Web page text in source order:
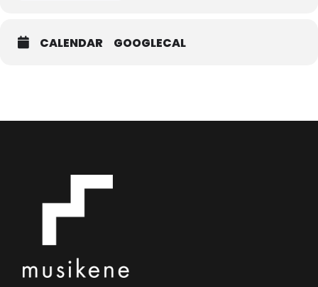
CALENDAR GOOGLECAL